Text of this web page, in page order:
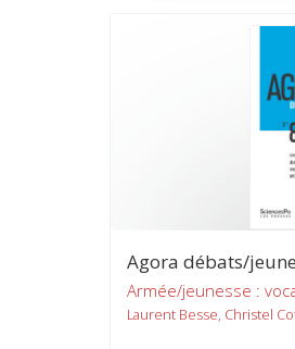
Agora débats/
Armée/jeunesse :
Laurent Besse, Christel